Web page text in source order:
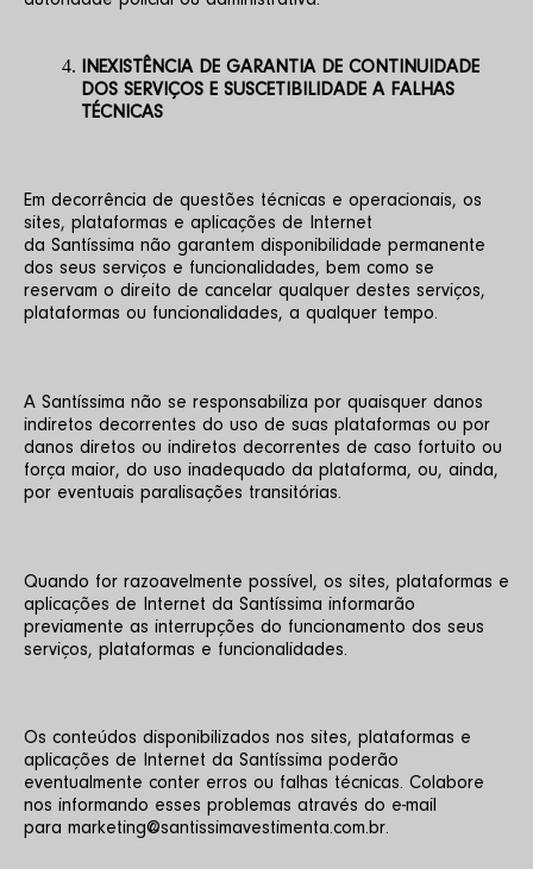
INEXISTÊNCIA DE GARANTIA DE CONTINUIDADE
DOS SERVIÇOS E SUSCETIBILIDADE A FALHAS
TÉCNICAS
Em decorrência de questões técnicas e operacionais, os
sites, plataformas e aplicações de Internet
da Santíssima não garantem disponibilidade permanente
dos seus serviços e funcionalidades, bem como se
reservam o direito de cancelar qualquer destes serviços,
plataformas ou funcionalidades, a qualquer tempo.
A Santíssima não se responsabiliza por quaisquer danos
indiretos decorrentes do uso de suas plataformas ou por
danos diretos ou indiretos decorrentes de caso fortuito ou
força maior, do uso inadequado da plataforma, ou, ainda,
por eventuais paralisações transitórias.
Quando for razoavelmente possível, os sites, plataformas e
aplicações de Internet da Santíssima informarão
previamente as interrupções do funcionamento dos seus
serviços, plataformas e funcionalidades.
Os conteúdos disponibilizados nos sites, plataformas e
aplicações de Internet da Santíssima poderão
eventualmente conter erros ou falhas técnicas. Colabore
nos informando esses problemas através do e-mail
para marketing@santissimavestimenta.com.br.